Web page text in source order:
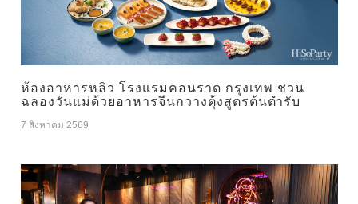
ห้องอาหารหลิว โรงแรมคอนราด กรุงเทพ ชวน
ฉลองวันแม่ด้วยอาหารจีนกวางตุ้งสูตรต้นตำรับ
7 สิงหาคม 2569